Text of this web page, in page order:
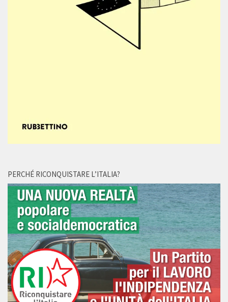
PERCHÉ RICONQUISTARE L’ITALIA?